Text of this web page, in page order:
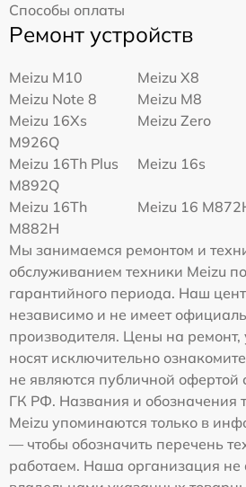
Способы оплаты
Ремонт устройств
Meizu M10
Meizu X8
Meizu Note 8
Meizu M8
Meizu 16Xs
M926Q
Meizu Zero
Meizu 16Th Plus
M892Q
Meizu 16s
Meizu 16Th
M882H
Meizu 16
Мы занимаемся ремонтом и
обслуживанием техники Meizu
гарантийного периода. Наш
независимо и не имеет
производителя. Цены на ремонт,
носят исключительно
не являются публичной офертой
ГК РФ. Названия и обозначения
Meizu упоминаются только в
— чтобы обозначить перечень
работаем. Наша организация